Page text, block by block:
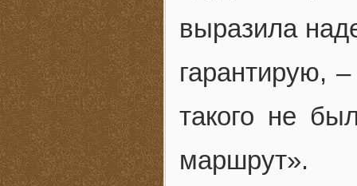
выразила
гарантирую,
такого не
маршрут».